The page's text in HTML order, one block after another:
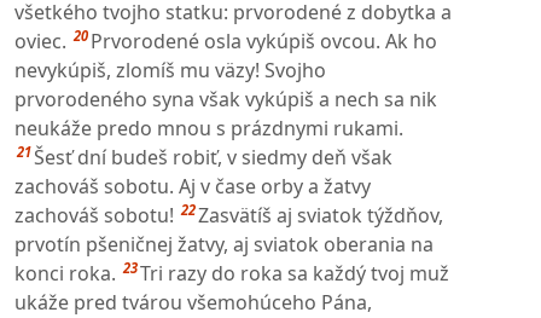
všetkého tvojho statku: prvorodené z dobytka a
oviec. 20 Prvorodené osla vykúpiš ovcou. Ak ho
nevykúpiš, zlomíš mu väzy! Svojho
prvorodeného syna však vykúpiš a nech sa nik
neukáže predo mnou s prázdnymi rukami.
21Šesť dní budeš robiť, v siedmy deň však
zachováš sobotu. Aj v čase orby a žatvy
zachováš sobotu! 22Zasvätíš aj sviatok týždňov,
prvotín pšeničnej žatvy, aj sviatok oberania na
konci roka. 23Tri razy do roka sa každý tvoj muž
ukáže pred tvárou všemohúceho Pána,